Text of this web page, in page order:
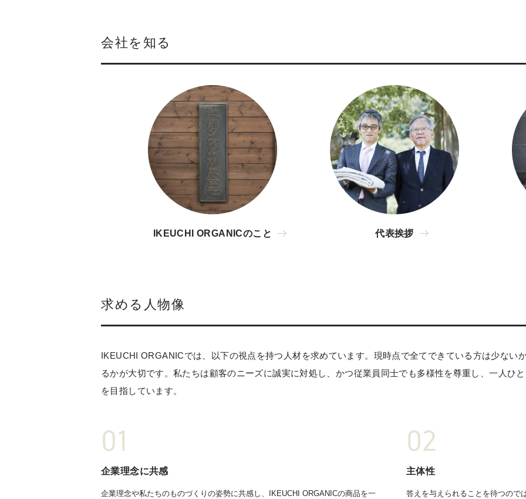
会社を知る
IKEUCHI ORGANICのこと 代表挨拶
求める人物像
IKEUCHI ORGANICでは、以下の視点を持つ人材を求めています。現時点で全てできている方は少ない
るかが大切です。私たちは顧客のニーズに誠実に対処し、かつ従業員同士でも多様性を尊重し、一人ひ
を目指しています。
企業理念に共感
企業理念や私たちのものづくりの姿勢に共感し、IKEUCHI ORGANICの商品を一
主体性
答えを与えられることを待つので